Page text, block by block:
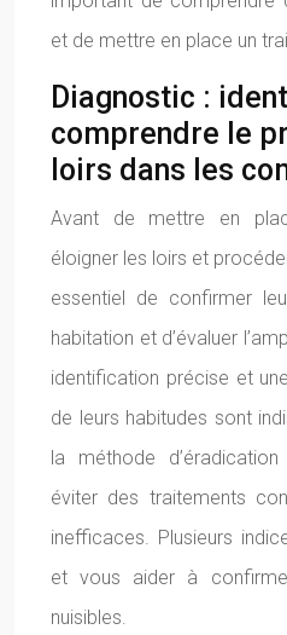
et de mettre en place un
Diagnostic :
comprendre le
loirs dans les
Avant de mettre en
éloigner les loirs et
essentiel de confirmer
habitation et d’évaluer
identification précise et
de leurs habitudes sont
la méthode
éviter des traitements
inefficaces. Plusieurs
et vous aider à
nuisibles.